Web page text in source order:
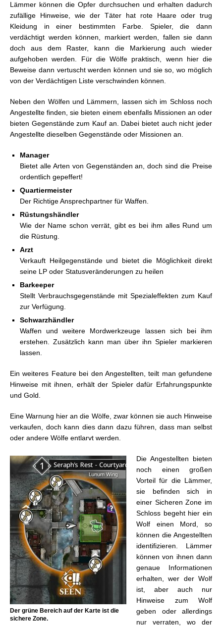
Lämmer können die Opfer durchsuchen und erhalten dadurch
zufällige Hinweise, wie der Täter hat rote Haare oder trug
Kleidung in einer bestimmten Farbe. Spieler, die dann
verdächtigt werden können, markiert werden, fallen sie dann
doch aus dem Raster, kann die Markierung auch wieder
aufgehoben werden. Für die Wölfe praktisch, wenn hier die
Beweise dann vertuscht werden können und sie so, wo möglich
von der Verdächtigen Liste verschwinden können.
Neben den Wölfen und Lämmern, lassen sich im Schloss noch
Angestellte finden, sie bieten einem ebenfalls Missionen an oder
bieten Gegenstände zum Kauf an. Dabei bietet auch nicht jeder
Angestellte dieselben Gegenstände oder Missionen an.
Manager
Bietet alle Arten von Gegenständen an, doch sind die Preise
ordentlich gepeffert!
Quartiermeister
Der Richtige Ansprechpartner für Waffen.
Rüstungshändler
Wie der Name schon verrät, gibt es bei ihm alles Rund um
die Rüstung.
Arzt
Verkauft Heilgegenstände und bietet die Möglichkeit direkt
seine LP oder Statusveränderungen zu heilen
Barkeeper
Stellt Verbrauchsgegenstände mit Spezialeffekten zum Kauf
zur Verfügung.
Schwarzhändler
Waffen und weitere Mordwerkzeuge lassen sich bei ihm
erstehen. Zusätzlich kann man über ihn Spieler markieren
lassen.
Ein weiteres Feature bei den Angestellten, teilt man gefundene
Hinweise mit ihnen, erhält der Spieler dafür Erfahrungspunkte
und Gold.
Eine Warnung hier an die Wölfe, zwar können sie auch Hinweise
verkaufen, doch kann dies dann dazu führen, dass man selbst
oder andere Wölfe entlarvt werden.
Der grüne Bereich auf der Karte ist die
sichere Zone.
Die Angestellten bieten
noch einen großen
Vorteil für die Lämmer,
sie befinden sich in
einer Sicheren Zone im
Schloss begeht hier ein
Wolf einen Mord, so
können die Angestellten
identifizieren. Lämmer
können von ihnen dann
genaue Informationen
erhalten, wer der Wolf
ist, aber auch nur
Hinweise zum Wolf
geben oder allerdings
nur verraten, wo der